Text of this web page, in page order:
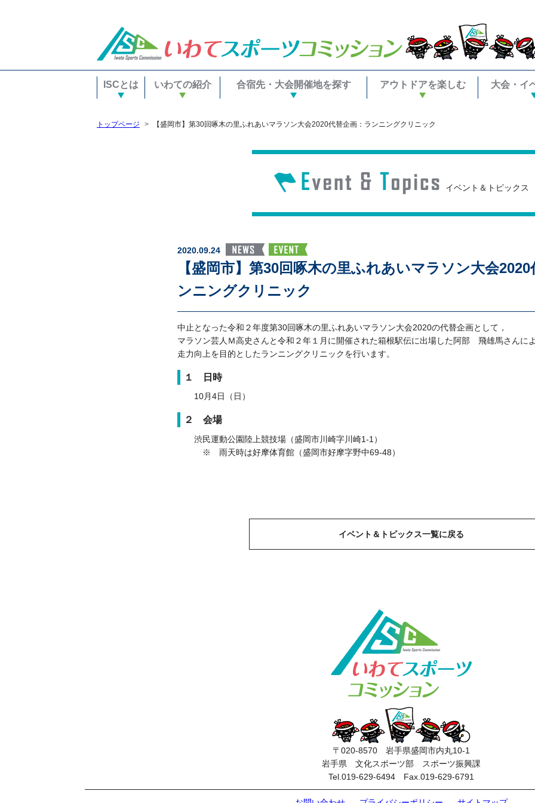
ISCとは いわての紹介 合宿先・大会開催地を探す アウトドアを楽しむ 大会・イ
トップページ 【盛岡市】第30回啄木の里ふれあいマラソン大会2020代替企画：ランニングクリニック
イベント＆トピックス
2020.09.24
【盛岡市】第30回啄木の里ふれあいマラソン大会2020
ンニングクリニック
中止となった令和２年度第30回啄木の里ふれあいマラソン大会2020の代替企画として，
マラソン芸人Ｍ高史さんと令和２年１月に開催された箱根駅伝に出場した阿部 飛雄馬さんに
走力向上を目的としたランニングクリニックを行います。
１ 日時
10月4日（日）
２ 会場
渋民運動公園陸上競技場（盛岡市川崎字川崎1-1）
※ 雨天時は好摩体育館（盛岡市好摩字野中69-48）
イベント＆トピックス一覧に戻る
〒020-8570 岩手県盛岡市内丸10-1
岩手県 文化スポーツ部 スポーツ振興課
Tel.019-629-6494 Fax.019-629-6791